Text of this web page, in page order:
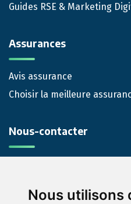
Nous utilisons
Guides RSE & Marketing
Assurances
Avis assurance
Choisir la meilleure
Nous-contacter